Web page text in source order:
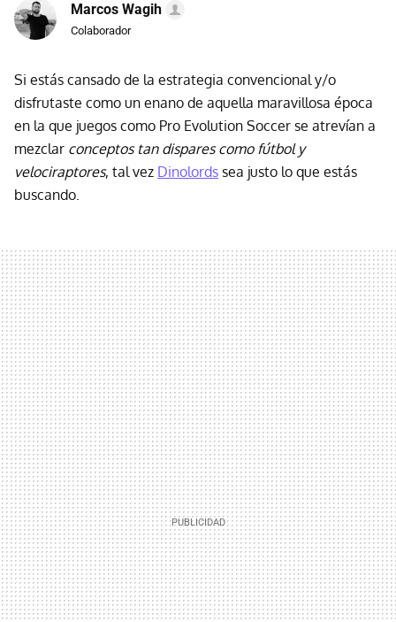
Marcos Wagih
Colaborador
Si estás cansado de la estrategia convencional y/o
disfrutaste como un enano de aquella maravillosa época
en la que juegos como Pro Evolution Soccer se atrevían a
mezclar conceptos tan dispares como fútbol y
velociraptores, tal vez Dinolords sea justo lo que estás
buscando.